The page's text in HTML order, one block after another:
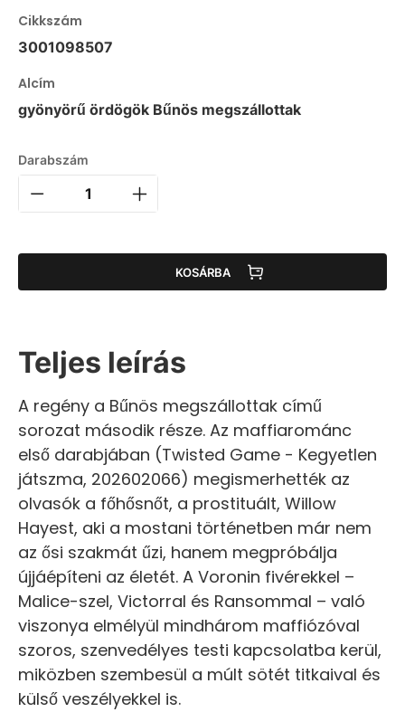
Cikkszám
3001098507
Alcím
gyönyörű ördögök Bűnös megszállottak
Darabszám
KOSÁRBA
Teljes leírás
A regény a Bűnös megszállottak című
sorozat második része. Az maffiarománc
első darabjában (Twisted Game - Kegyetlen
játszma, 202602066) megismerhették az
olvasók a főhősnőt, a prostituált, Willow
Hayest, aki a mostani történetben már nem
az ősi szakmát űzi, hanem megpróbálja
újjáépíteni az életét. A Voronin fivérekkel –
Malice-szel, Victorral és Ransommal – való
viszonya elmélyül mindhárom maffiózóval
szoros, szenvedélyes testi kapcsolatba kerül,
miközben szembesül a múlt sötét titkaival és
külső veszélyekkel is.